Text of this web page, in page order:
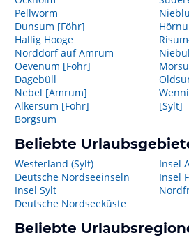
Pellworm
Dunsum [Föhr]
Hallig Hooge
Norddorf auf Amrum
Oevenum [Föhr]
Dagebüll
Nebel [Amrum]
Alkersum [Föhr]
Borgsum
[Sylt]
Beliebte
Westerland (Sylt)
Deutsche Nordseeinseln
Insel Sylt
Deutsche Nordseeküste
Insel
Insel
Beliebte